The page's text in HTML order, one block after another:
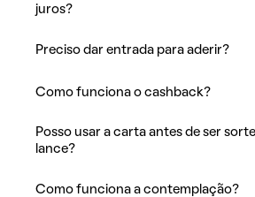
juros?
Preciso dar entrada para aderir?
Como funciona o cashback?
Posso usar a carta antes de ser
lance?
Como funciona a contemplação?